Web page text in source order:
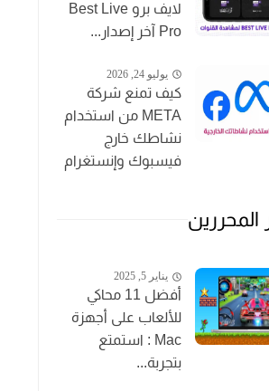
لايف برو Best Live
Pro آخر إصدار...
يوليو 24, 2026
كيف تمنع شركة
META من استخدام
نشاطك خارج
فيسبوك وإنستغرام
المحررين
يناير 5, 2025
أفضل 11 محاكي
للألعاب على أجهزة
Mac : استمتع
بتجربة...